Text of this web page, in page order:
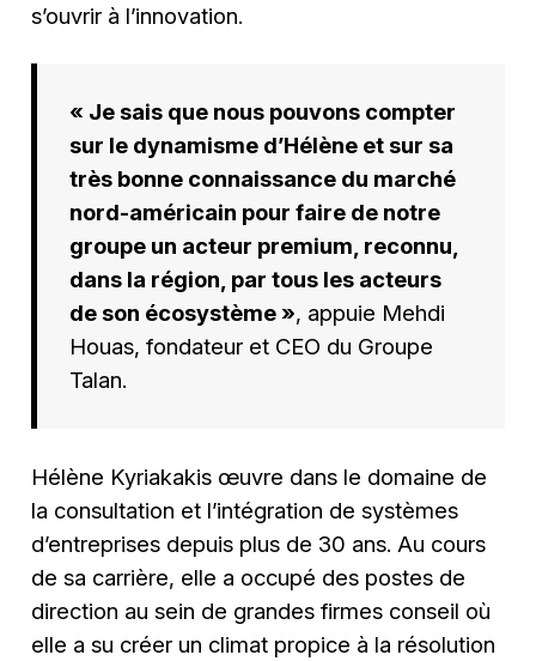
s’ouvrir à l’innovation.
« Je sais que nous pouvons compter
sur le dynamisme d’Hélène et sur sa
très bonne connaissance du marché
nord-américain pour faire de notre
groupe un acteur premium, reconnu,
dans la région, par tous les acteurs
de son écosystème », appuie Mehdi
Houas, fondateur et CEO du Groupe
Talan.
Hélène Kyriakakis œuvre dans le domaine de
la consultation et l’intégration de systèmes
d’entreprises depuis plus de 30 ans. Au cours
de sa carrière, elle a occupé des postes de
direction au sein de grandes firmes conseil où
elle a su créer un climat propice à la résolution